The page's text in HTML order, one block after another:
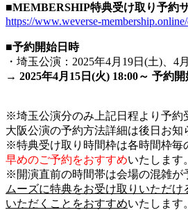
■MEMBERSHIP特典受け取り予約
https://www.weverse-
■予約開始日時
・埼玉公演：2025年4月19日(土)、4
→ 2025年4月15日(火) 18:00～ 予約開
※埼玉公演分のみ上記日程より予約
大阪公演の予約方法詳細は後日お知
※特典受け取り時間枠は各時間枠毎
早めのご予約をおすすめいたします。
※開演直前の時間帯は会場の混雑が
ムーズに特典をお受け取りいただ
いただくことをおすすめいたします。